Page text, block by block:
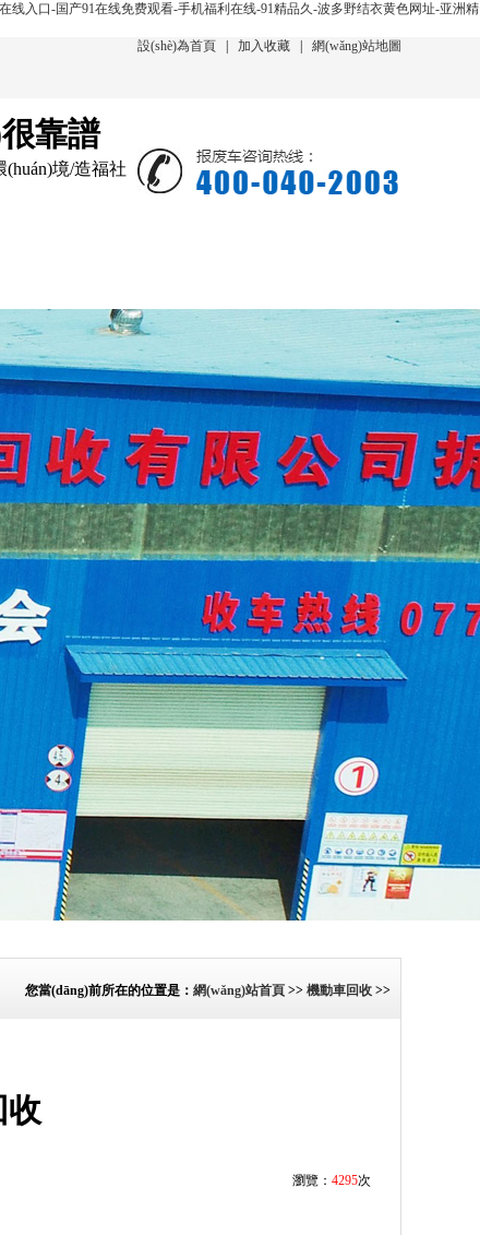
入口-国产91在线免费观看-手机福利在线-91精品久-波多野结衣黄色网址-亚洲精
設(shè)為首頁 加入收藏 網(wǎng)站地圖
靠譜
境/造福社
您當(dāng)前所在的位置是： 網(wǎng)站首頁 >> 機動車回收 >>
收
瀏覽： 4295次